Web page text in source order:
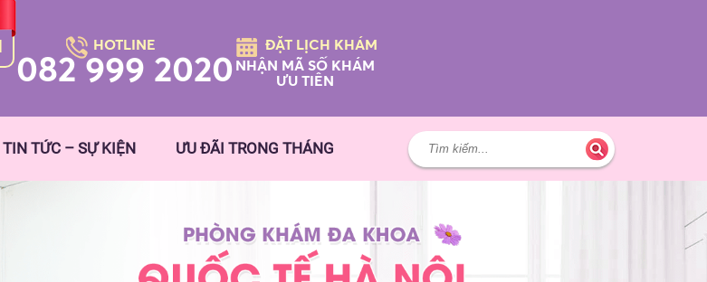
HOTLINE
082 999 2020
ĐẶT LỊCH KHÁM
NHẬN MÃ SỐ KHÁM
ƯU TIÊN
TIN TỨC – SỰ KIỆN ƯU ĐÃI TRONG THÁNG